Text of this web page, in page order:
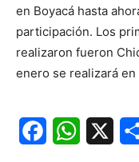
en Boyacá hasta
participación. Los
realizaron fueron
enero se realizará en
Facebook